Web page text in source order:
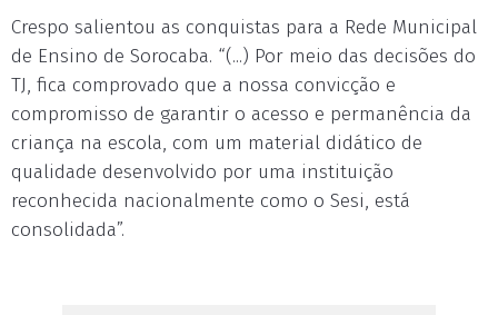
Crespo salientou as conquistas para a Rede Municipal
de Ensino de Sorocaba. “(...) Por meio das decisões do
TJ, fica comprovado que a nossa convicção e
compromisso de garantir o acesso e permanência da
criança na escola, com um material didático de
qualidade desenvolvido por uma instituição
reconhecida nacionalmente como o Sesi, está
consolidada”.